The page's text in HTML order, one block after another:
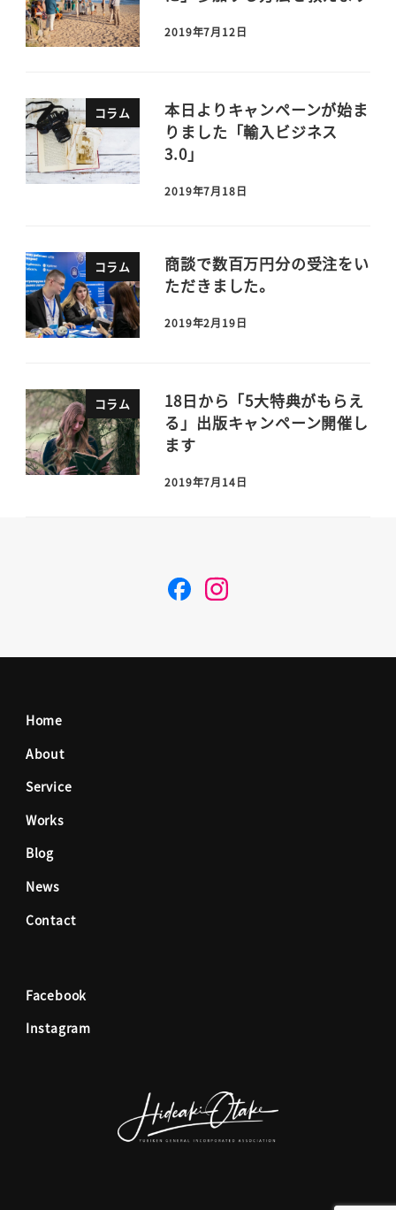
2019年7月12日
コラム
本日よりキャンペーンが始ま
りました「輸入ビジネス
3.0」
2019年7月18日
コラム
商談で数百万円分の受注をい
ただきました。
2019年2月19日
コラム
18日から「5大特典がもらえ
る」出版キャンペーン開催し
ます
2019年7月14日
F I
Home
About
Service
Works
Blog
News
Contact
Facebook
Instagram